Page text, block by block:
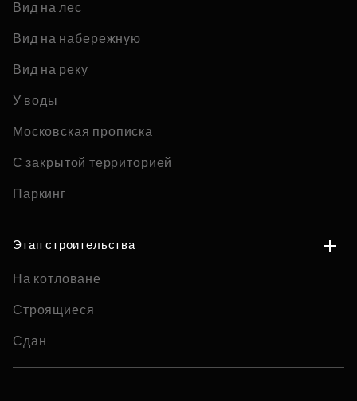
Вид на лес
Вид на набережную
Вид на реку
У воды
Московская прописка
С закрытой территорией
Паркинг
Этап строительства
На котловане
Строящиеся
Сдан